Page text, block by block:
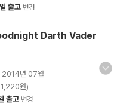
출고 변경
Darth Vader
2014년 07월
원)
출고 변경